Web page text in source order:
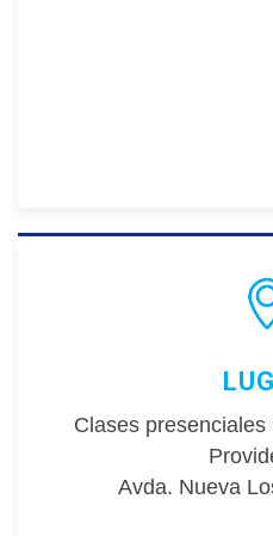
Clases
Avda. Nueva